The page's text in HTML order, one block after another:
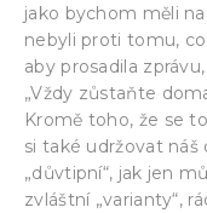
jako bychom měli
nebyli proti tomu,
aby prosadila
„Vždy zůstaňte
Kromě toho, že se
si také udržovat
„důvtipní“, jak jen
zvláštní „varianty“,